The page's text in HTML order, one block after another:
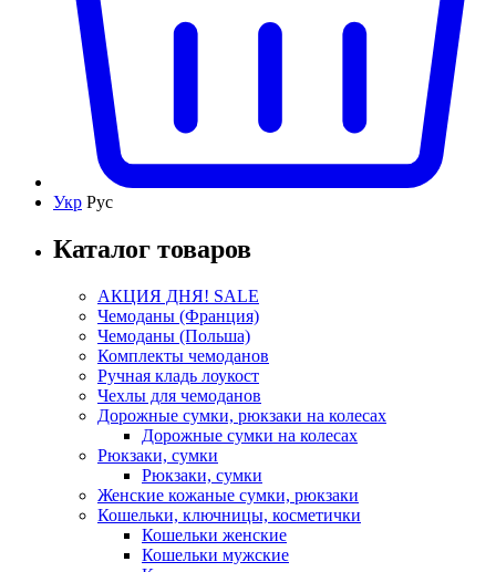
Укр Рус
Каталог товаров
АКЦИЯ ДНЯ! SALE
Чемоданы (Франция)
Чемоданы (Польша)
Комплекты чемоданов
Ручная кладь лоукост
Чехлы для чемоданов
Дорожные сумки, рюкзаки на колесах
Дорожные сумки на колесах
Рюкзаки, сумки
Рюкзаки, сумки
Женские кожаные сумки, рюкзаки
Кошельки, ключницы, косметички
Кошельки женские
Кошельки мужские